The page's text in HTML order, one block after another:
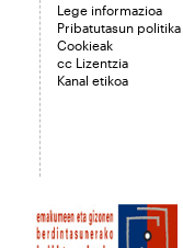
Lege informazioa
Pribatutasun politika
Cookieak
cc Lizentzia
Kanal etikoa